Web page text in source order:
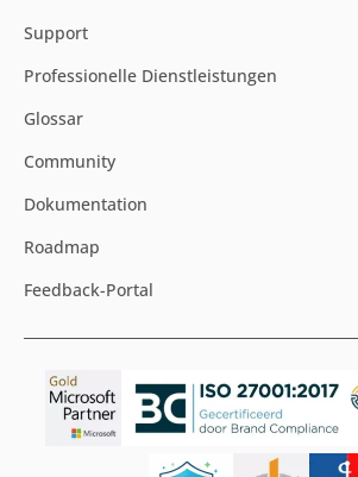
Support
Professionelle Dienstleistungen
Glossar
Community
Dokumentation
Roadmap
Feedback-Portal